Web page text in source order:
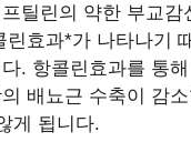
틸린의 약한 부교감
린효과*가 나타나기
. 항콜린효과를 통
배뇨근 수축이 감
게 됩니다.